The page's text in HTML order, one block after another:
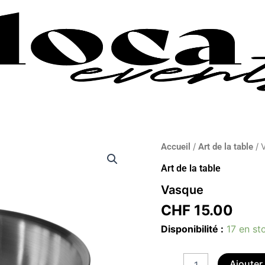
Accueil / Art de la table /
Art de la table
Vasque
CHF 15.00
Disponibilité : 17 en
quantité
Vasque